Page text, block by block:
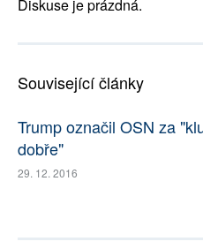
Diskuse je prázdná.
Související články
Trump označil OSN za
dobře"
29. 12. 2016